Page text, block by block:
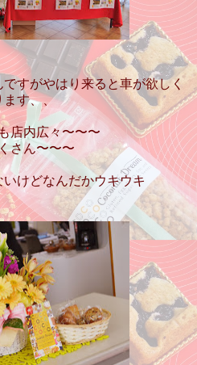
すがやはり来ると車が欲しく
ます、、
店内広々〜〜〜
さん〜〜〜
けどなんだかウキウキ